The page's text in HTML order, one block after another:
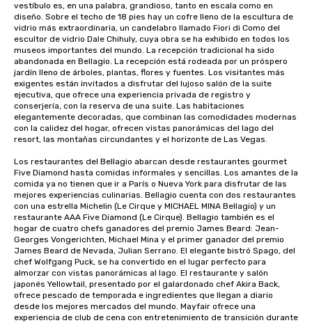
vestíbulo es, en una palabra, grandioso, tanto en escala como en
diseño. Sobre el techo de 18 pies hay un cofre lleno de la escultura de
vidrio más extraordinaria, un candelabro llamado Fiori di Como del
escultor de vidrio Dale Chihuly, cuya obra se ha exhibido en todos los
museos importantes del mundo. La recepción tradicional ha sido
abandonada en Bellagio. La recepción está rodeada por un próspero
jardín lleno de árboles, plantas, flores y fuentes. Los visitantes más
exigentes están invitados a disfrutar del lujoso salón de la suite
ejecutiva, que ofrece una experiencia privada de registro y
conserjería, con la reserva de una suite. Las habitaciones
elegantemente decoradas, que combinan las comodidades modernas
con la calidez del hogar, ofrecen vistas panorámicas del lago del
resort, las montañas circundantes y el horizonte de Las Vegas.
Los restaurantes del Bellagio abarcan desde restaurantes gourmet
Five Diamond hasta comidas informales y sencillas. Los amantes de la
comida ya no tienen que ir a París o Nueva York para disfrutar de las
mejores experiencias culinarias. Bellagio cuenta con dos restaurantes
con una estrella Michelin (Le Cirque y MICHAEL MINA Bellagio) y un
restaurante AAA Five Diamond (Le Cirque). Bellagio también es el
hogar de cuatro chefs ganadores del premio James Beard: Jean-
Georges Vongerichten, Michael Mina y el primer ganador del premio
James Beard de Nevada, Julian Serrano. El elegante bistró Spago, del
chef Wolfgang Puck, se ha convertido en el lugar perfecto para
almorzar con vistas panorámicas al lago. El restaurante y salón
japonés Yellowtail, presentado por el galardonado chef Akira Back,
ofrece pescado de temporada e ingredientes que llegan a diario
desde los mejores mercados del mundo. Mayfair ofrece una
experiencia de club de cena con entretenimiento de transición durante